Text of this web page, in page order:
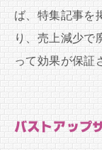
ば、特集記事を
り、売上減少で
って効果が保証
バストアップ